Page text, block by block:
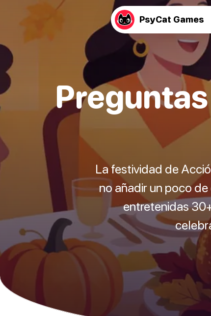
PsyCat Games
La festividad de
no añadir un poco
entretenidas